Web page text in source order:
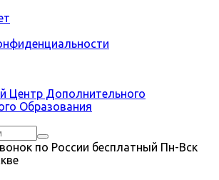
Центр Дополнительного
Образования
по России бесплатный Пн-Вск